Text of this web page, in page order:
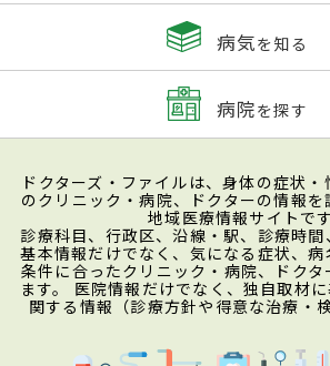
病気を知る
病院を探す
ドクターズ・ファイルは、身体の症状
のクリニック・病院、ドクターの情報
地域医療情報サイトです
診療科目、行政区、沿線・駅、診療時
基本情報だけでなく、気になる症状、病
条件に合ったクリニック・病院、ドク
ます。 医院情報だけでなく、独自取材
関する情報（診療方針や得意な治療・